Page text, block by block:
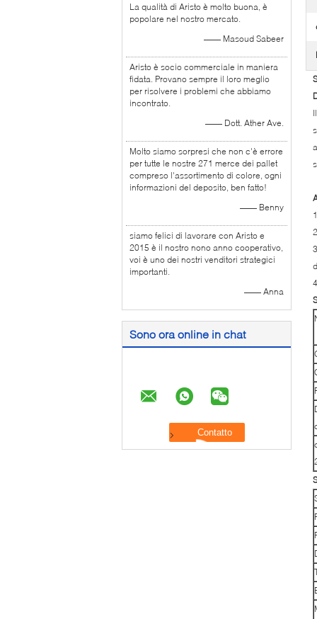
La qualità di Aristo è molto buona, è
popolare nel nostro mercato.
—— Masoud Sabeer
Aristo è socio commerciale in maniera
fidata. Provano sempre il loro meglio
per risolvere i problemi che abbiamo
incontrato.
—— Dott. Ather Ave.
Molto siamo sorpresi che non c'è errore
per tutte le nostre 271 merce dei pallet
compreso l'assortimento di colore, ogni
informazioni del deposito, ben fatto!
—— Benny
siamo felici di lavorare con Aristo e
2015 è il nostro nono anno cooperativo,
voi è uno dei nostri venditori strategici
importanti.
—— Anna
Sono ora online in chat